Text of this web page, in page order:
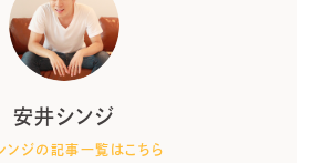
安井シンジ
ンジの記事一覧はこちら